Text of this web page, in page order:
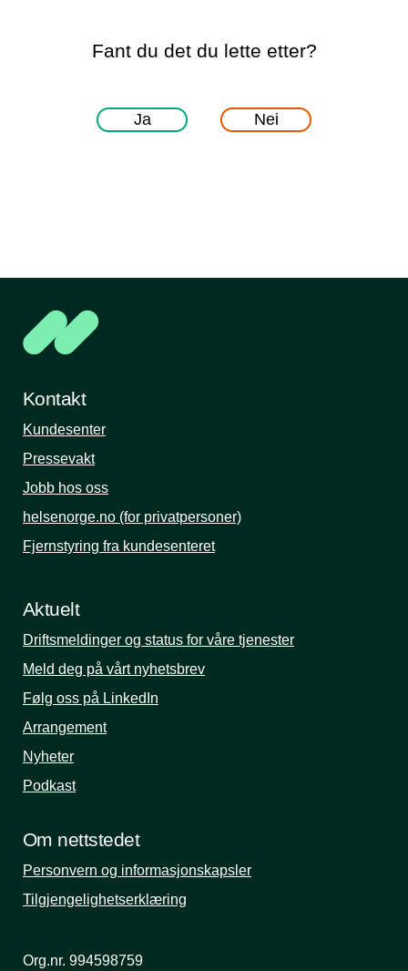
Fant du det du lette etter?
Ja Nei
Kontakt
Kundesenter
Pressevakt
Jobb hos oss
helsenorge.no (for privatpersoner)
Fjernstyring fra kundesenteret
Aktuelt
Driftsmeldinger og status for våre tjenester
Meld deg på vårt nyhetsbrev
Følg oss på LinkedIn
Arrangement
Nyheter
Podkast
Om nettstedet
Personvern og informasjonskapsler
Tilgjengelighetserklæring
Org.nr. 994598759